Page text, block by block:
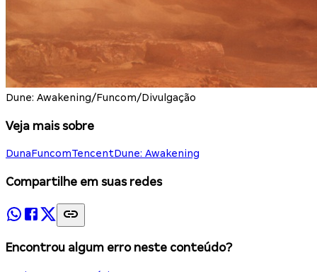
Dune: Awakening/Funcom/Divulgação
Veja mais sobre
DunaFuncomTencentDune: Awakening
Compartilhe em suas redes
Encontrou algum erro neste conteúdo?